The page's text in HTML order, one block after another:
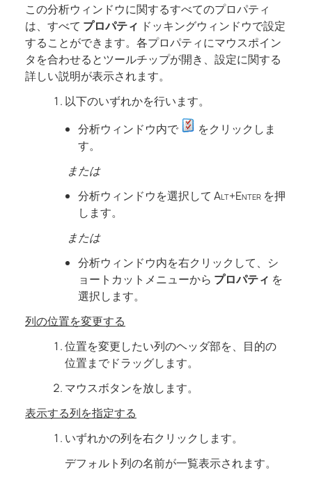
この分析ウィンドウに関するすべてのプロパティ
は、すべて プロパティ ドッキングウィンドウで設定
することができます。各プロパティにマウスポイン
タを合わせるとツールチップが開き、設定に関する
詳しい説明が表示されます。
以下のいずれかを行います。
分析ウィンドウ内で
をクリックしま
す。
または
分析ウィンドウを選択して Alt+Enterを押
します。
または
分析ウィンドウ内を右クリックして、シ
ョートカットメニューから プロパティ を
選択します。
列の位置を変更する
位置を変更したい列のヘッダ部を、目的の
位置までドラッグします。
マウスボタンを放します。
表示する列を指定する
いずれかの列を右クリックします。
デフォルト列の名前が一覧表示されます。